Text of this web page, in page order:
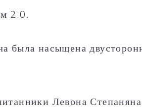
2:0.
была насыщена
Левона